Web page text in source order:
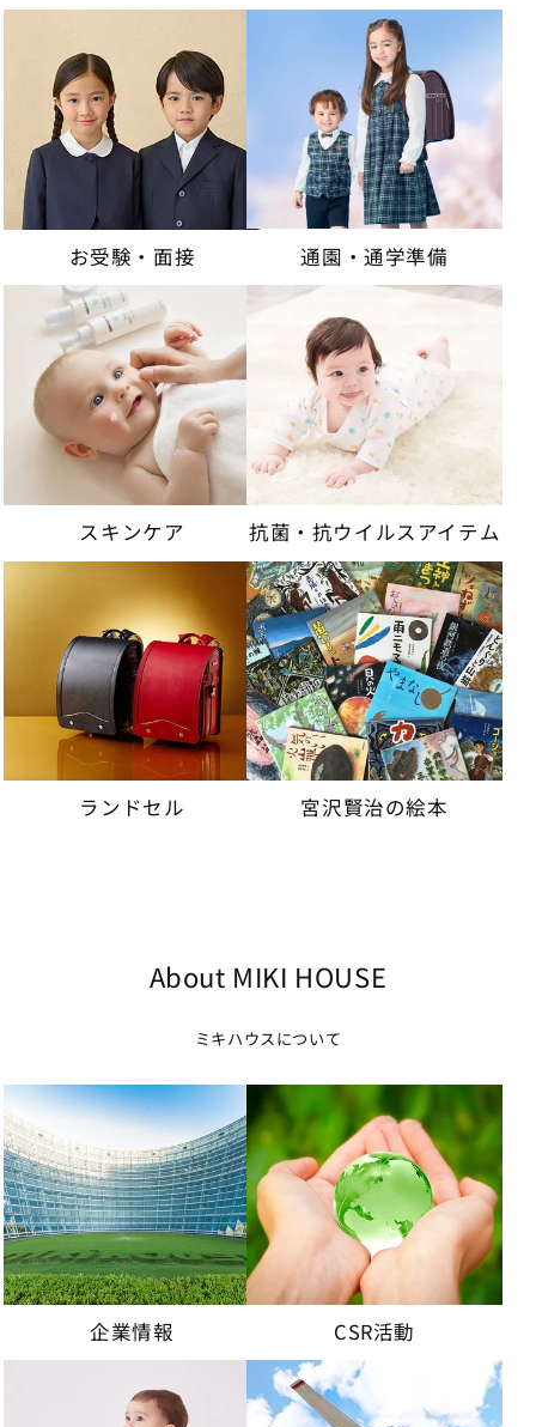
お受験・面接 通園・通学準備
スキンケア 抗菌・抗ウイルスアイテム
ランドセル 宮沢賢治の絵本
About MIKI HOUSE
ミキハウスについて
企業情報 CSR活動